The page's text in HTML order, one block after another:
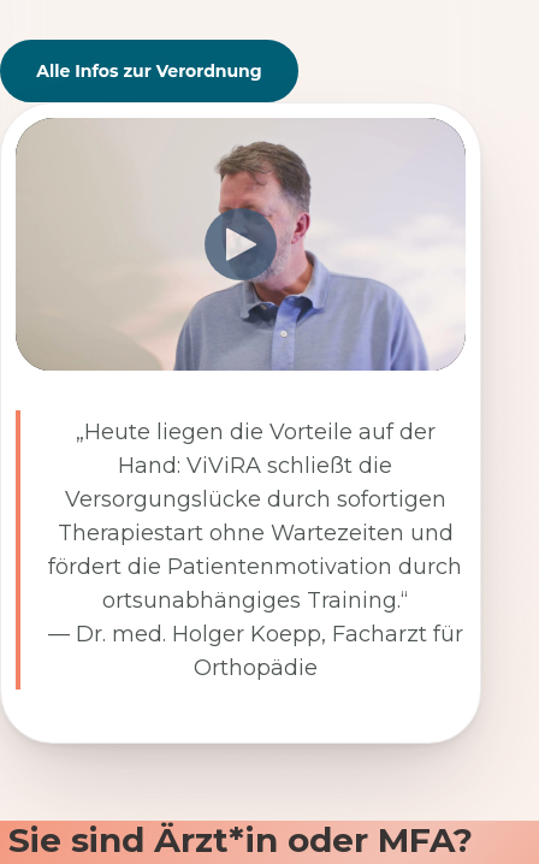
„Heute liegen die Vorteile auf der
Hand: ViViRA schließt die
Versorgungslücke durch sofortigen
Therapiestart ohne Wartezeiten und
fördert die Patientenmotivation durch
ortsunabhängiges Training.“
— Dr. med. Holger Koepp, Facharzt für
Orthopädie
Sie sind Ärzt*in oder MFA?